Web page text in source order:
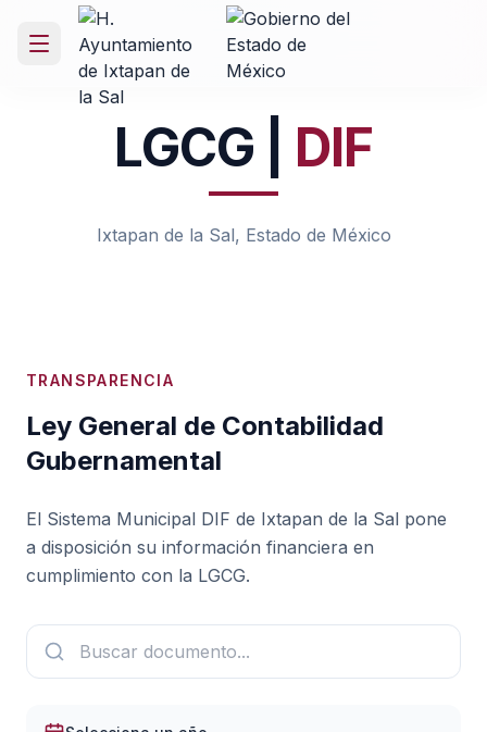
LGCG | DIF
Ixtapan de la Sal, Estado de México
TRANSPARENCIA
Ley General de Contabilidad
Gubernamental
El Sistema Municipal DIF de Ixtapan de la Sal pone
a disposición su información financiera en
cumplimiento con la LGCG.